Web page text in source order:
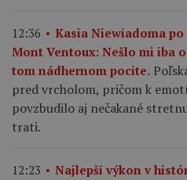
12:36
Kasia Niewiadoma
Mont Ventoux: Nešlo mi iba
tom nádhernom pocite.
pred vrcholom, pričom k
povzbudilo aj nečakané
trati.
12:23
Najlepší výkon v